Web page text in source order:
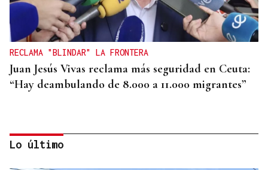
RECLAMA "BLINDAR" LA FRONTERA
Juan Jesús Vivas reclama más seguridad en Ceuta:
“Hay deambulando de 8.000 a 11.000 migrantes”
Lo último